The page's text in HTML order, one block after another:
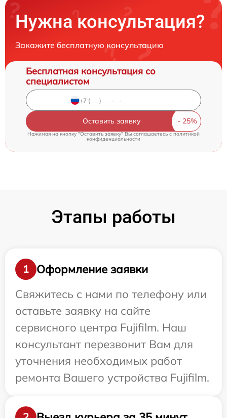
Нужна консультация?
Закажите бесплатную консультацию
Бесплатная консультация со
специалистом
Оставить заявку
Нажимая на кнопку "Оставить заявку" Вы соглашаетесь c политикой
конфиденциальности
Этапы работы
1
Оформление заявки
Свяжитесь с нами по телефону или
оставьте заявку на сайте
сервисного центра Fujifilm. Наш
консультант перезвонит Вам для
уточнения необходимых работ
ремонта Вашего устройства Fujifilm.